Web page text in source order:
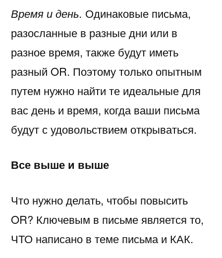
Время и день. Одинаковые письма,
разосланные в разные дни или в
разное время, также будут иметь
разный OR. Поэтому только опытным
путем нужно найти те идеальные для
вас день и время, когда ваши письма
будут с удовольствием открываться.
Все выше и выше
Что нужно делать, чтобы повысить
OR? Ключевым в письме является то,
ЧТО написано в теме письма и КАК.